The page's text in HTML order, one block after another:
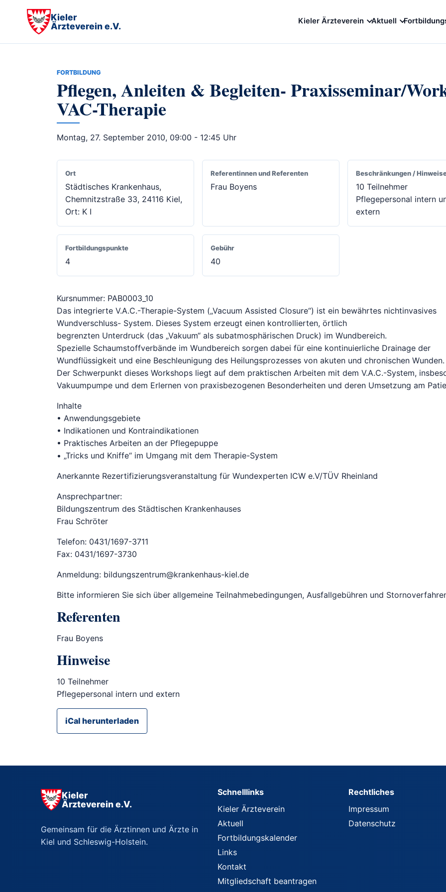
Kieler
Ärzteverein e.V.
Kieler Ärzteverein Aktuell
FORTBILDUNG
Pflegen, Anleiten & Begleiten- Praxisseminar/
VAC-Therapie
Montag, 27. September 2010, 09:00 - 12:45 Uhr
Ort
Städtisches Krankenhaus,
Chemnitzstraße 33, 24116 Kiel,
Ort: K I
Referentinnen und Referenten
Frau Boyens
Beschränkungen /
10 Teilnehmer
Pflegepersonal intern
extern
Fortbildungspunkte
4
Gebühr
40
Kursnummer: PAB0003_10
Das integrierte V.A.C.-Therapie-System („Vacuum Assisted Closure“) ist ein bewährtes nichtinvasives
Wundverschluss- System. Dieses System erzeugt einen kontrollierten, örtlich
begrenzten Unterdruck (das „Vakuum“ als subatmosphärischen Druck) im Wundbereich.
Spezielle Schaumstoffverbände im Wundbereich sorgen dabei für eine kontinuierliche Drainage der
Wundflüssigkeit und eine Beschleunigung des Heilungsprozesses von akuten und chronischen Wunden.
Der Schwerpunkt dieses Workshops liegt auf dem praktischen Arbeiten mit dem V.A.C.-System,
Vakuumpumpe und dem Erlernen von praxisbezogenen Besonderheiten und deren Umsetzung am
Inhalte
• Anwendungsgebiete
• Indikationen und Kontraindikationen
• Praktisches Arbeiten an der Pflegepuppe
• „Tricks und Kniffe“ im Umgang mit dem Therapie-System
Anerkannte Rezertifizierungsveranstaltung für Wundexperten ICW e.V/TÜV Rheinland
Ansprechpartner:
Bildungszentrum des Städtischen Krankenhauses
Frau Schröter
Telefon: 0431/1697-3711
Fax: 0431/1697-3730
Anmeldung: bildungszentrum@krankenhaus-kiel.de
Bitte informieren Sie sich über allgemeine Teilnahmebedingungen, Ausfallgebühren und
Referenten
Frau Boyens
Hinweise
10 Teilnehmer
Pflegepersonal intern und extern
iCal herunterladen
Kieler
Ärzteverein e.V.
Gemeinsam für die Ärztinnen und Ärzte in
Kiel und Schleswig-Holstein.
Schnelllinks
Kieler Ärzteverein
Aktuell
Fortbildungskalender
Links
Kontakt
Mitgliedschaft beantragen
Rechtliches
Impressum
Datenschutz